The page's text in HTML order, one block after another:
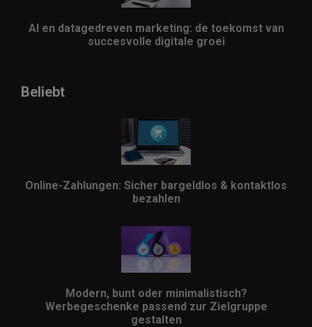
AI en datagedreven marketing: de toekomst van
succesvolle digitale groei
Beliebt
Online-Zahlungen: Sicher bargeldlos & kontaktlos
bezahlen
Modern, bunt oder minimalistisch?
Werbegeschenke passend zur Zielgruppe
gestalten